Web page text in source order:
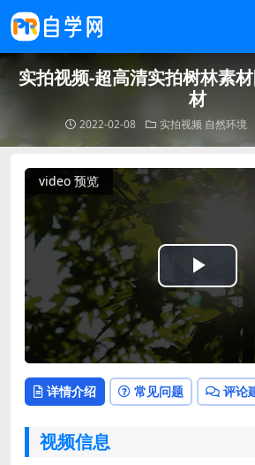
实拍视频-超高清实拍树林素
材
2022-02-08 实拍视频 自然环境
video 预览
Play
详情介绍 常见问题 评论
视频信息